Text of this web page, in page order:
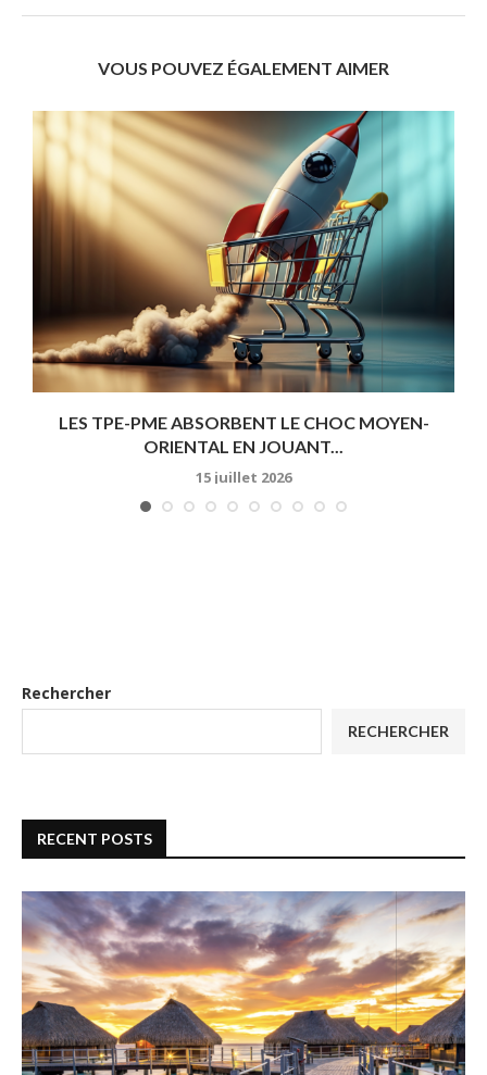
VOUS POUVEZ ÉGALEMENT AIMER
LES TPE-PME ABSORBENT LE CHOC MOYEN-
ORIENTAL EN JOUANT...
15 juillet 2026
Rechercher
RECHERCHER
RECENT POSTS